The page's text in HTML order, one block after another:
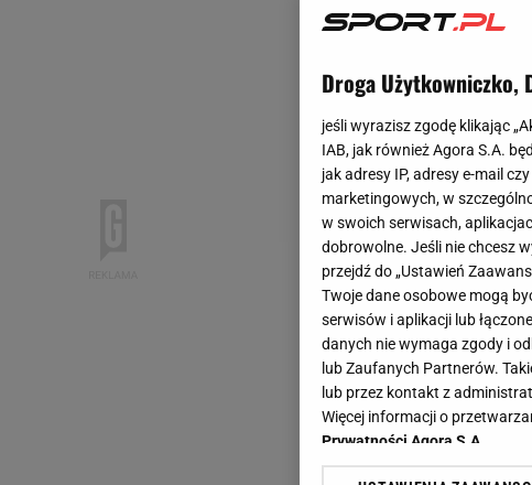
Droga Użytkowniczko,
jeśli wyrazisz zgodę klikając
IAB, jak również Agora S.A.
jak adresy IP, adresy e-mail
marketingowych, w
w swoich serwisach,
dobrowolne. Jeśli nie chcesz
przejdź do „Ustawień
Twoje dane osobowe mogą
serwisów i aplikacji lub
danych nie wymaga zgody i
lub Zaufanych Partnerów.
lub przez kontakt z
Więcej informacji o
Prywatności Agora S.A.